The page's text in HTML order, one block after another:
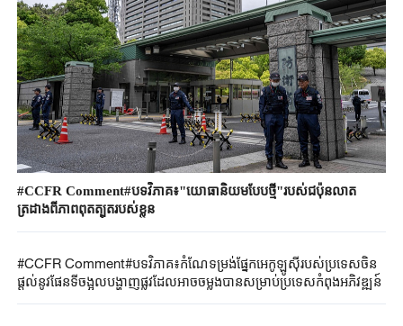
#CCFR Comment#បទវិភាគ៖"យោធានិយមបែបថ្មី"របស់ជប៉ុនលាត
ត្រដាងពីភាពពុតត្បុតរបស់ខ្លួន
#CCFR Comment#បទវិភាគ៖កំណែទម្រង់ផ្នែកអេកូឡូស៊ីរបស់ប្រទេសចិន
ផ្តល់នូវផែនទីចង្អុលបង្ហាញផ្លូវដែលអាចចម្លងបានសម្រាប់ប្រទេសកំពុងអភិវឌ្ឍន៍